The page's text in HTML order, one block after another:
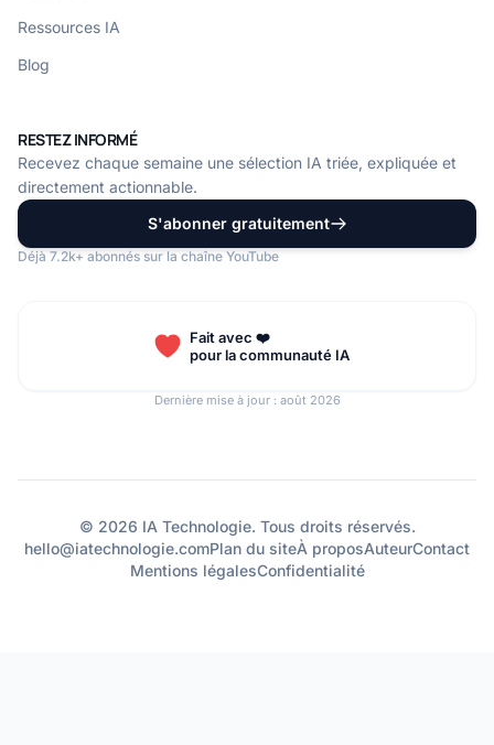
Ressources IA
Blog
RESTEZ INFORMÉ
Recevez chaque semaine une sélection IA triée, expliquée et
directement actionnable.
S'abonner gratuitement
Déjà 7.2k+ abonnés sur la chaîne YouTube
Fait avec ❤️
pour la communauté IA
Dernière mise à jour : août 2026
© 2026 IA Technologie. Tous droits réservés.
hello@iatechnologie.comPlan du siteÀ proposAuteurContact
Mentions légalesConfidentialité